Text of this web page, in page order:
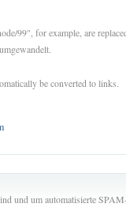
99", for example, are
be converted to links.
und um automatisierte